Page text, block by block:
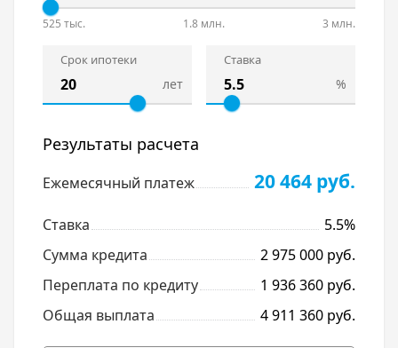
525 тыс. 1.8 млн. 3 млн.
Срок ипотеки
лет
Ставка
%
Результаты расчета
Ежемесячный платеж 20 464 руб.
Ставка
5.5%
Сумма кредита
2 975 000 руб.
Переплата по кредиту
1 936 360 руб.
Общая выплата
4 911 360 руб.